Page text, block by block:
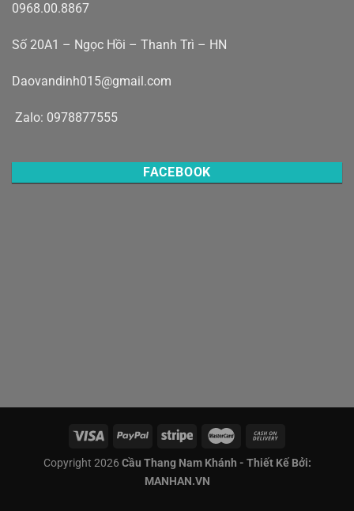
0968.00.8867
Số 20A1 – Ngọc Hồi – Thanh Trì – HN
Daovandinh015@gmail.com
Zalo: 0978877555
FACEBOOK
Copyright 2026 Cầu Thang Nam Khánh - Thiết Kế Bởi:
MANHAN.VN